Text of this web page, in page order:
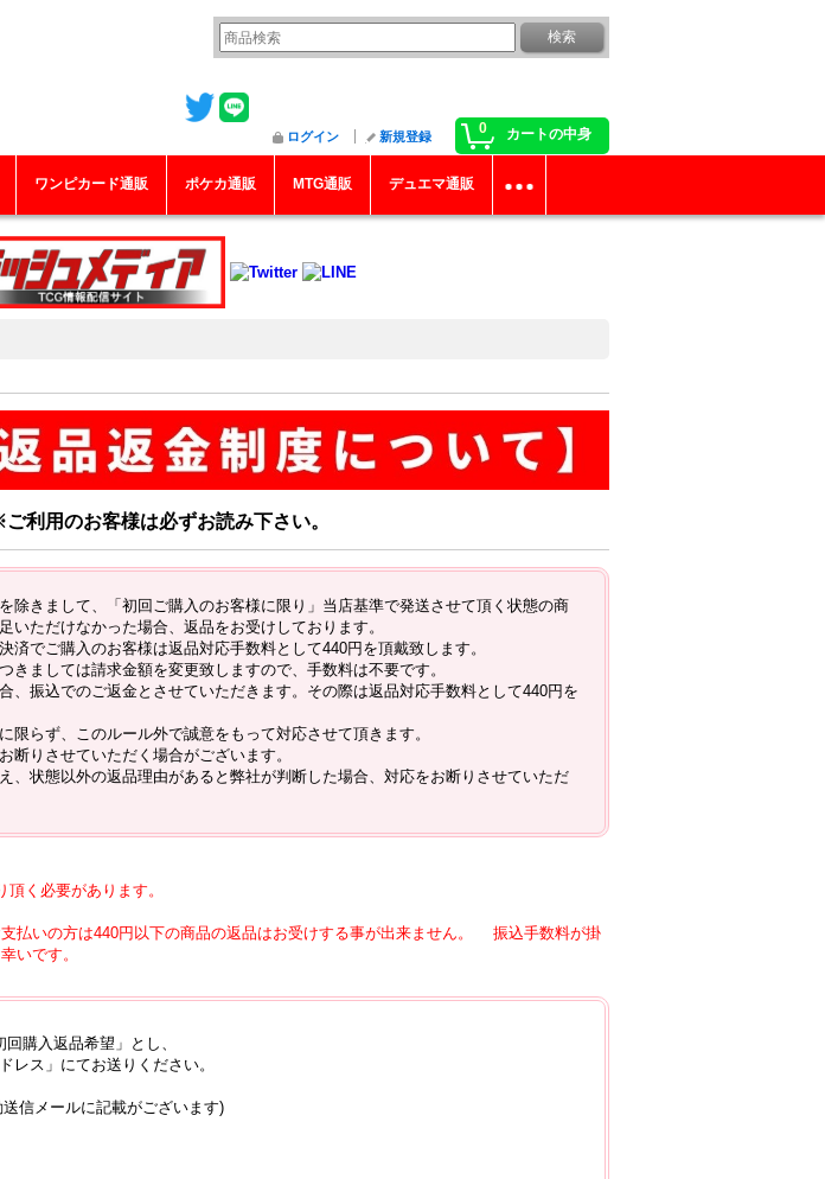
0 カートの中身
ログイン 新規登録
ワンピカード通販 ポケカ通販 MTG通販 デュエマ通販
利用のお客様は必ずお読み下さい。
除きまして、「初回ご購入のお客様に限り」当店基準で発送させて頂く状態の商
いただけなかった場合、返品をお受けしております。
済でご購入のお客様は返品対応手数料として440円を頂戴致します。
きましては請求金額を変更致しますので、手数料は不要です。
、振込でのご返金とさせていただきます。その際は返品対応手数料として440円を
らず、このルール外で誠意をもって対応させて頂きます。
りさせていただく場合がございます。
、状態以外の返品理由があると弊社が判断した場合、対応をお断りさせていただ
く必要があります。
払いの方は440円以下の商品の返品はお受けする事が出来ません。 振込手数料が掛
いです。
回購入返品希望」とし、
ス」にてお送りください。
信メールに記載がございます)